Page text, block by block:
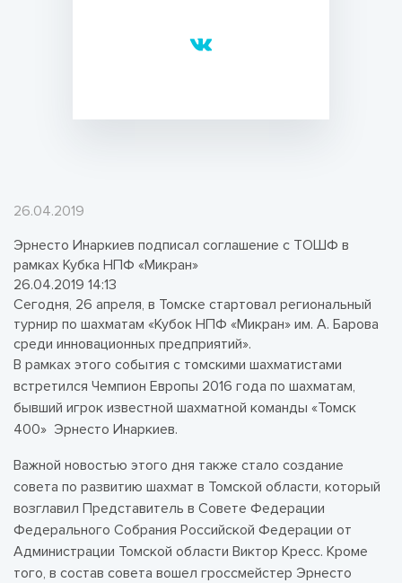
26.04.2019
Эрнесто Инаркиев подписал соглашение с ТОШФ в
рамках Кубка НПФ «Микран»
26.04.2019 14:13
Сегодня, 26 апреля, в Томске стартовал региональный
турнир по шахматам «Кубок НПФ «Микран» им. А. Барова
среди инновационных предприятий».
В рамках этого события с томскими шахматистами
встретился Чемпион Европы 2016 года по шахматам,
бывший игрок известной шахматной команды «Томск
400» Эрнесто Инаркиев.
Важной новостью этого дня также стало создание
совета по развитию шахмат в Томской области, который
возглавил Представитель в Совете Федерации
Федерального Собрания Российской Федерации от
Администрации Томской области Виктор Кресс. Кроме
того, в состав совета вошел гроссмейстер Эрнесто